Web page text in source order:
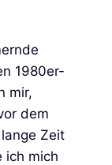
1980er-
mir,
dem
Zeit
ich mich